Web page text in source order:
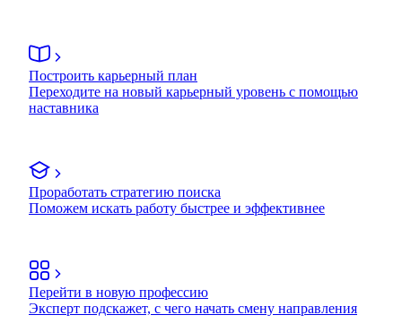
Построить карьерный план
Переходите на новый карьерный уровень с помощью
наставника
Проработать стратегию поиска
Поможем искать работу быстрее и эффективнее
Перейти в новую профессию
Эксперт подскажет, с чего начать смену направления